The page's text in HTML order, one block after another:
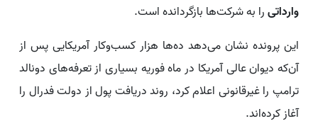
وارداتیرا به شرکت‌ها بازگردانده است.
این پرونده نشان می‌دهد ده‌ها هزار کسب‌وکار آمریکایی پس از
آن‌که دیوان عالی آمریکا در ماه فوریه بسیاری از تعرفه‌های دونالد
ترامپ را غیرقانونی اعلام کرد، روند دریافت پول از دولت فدرال را
آغاز کرده‌اند.